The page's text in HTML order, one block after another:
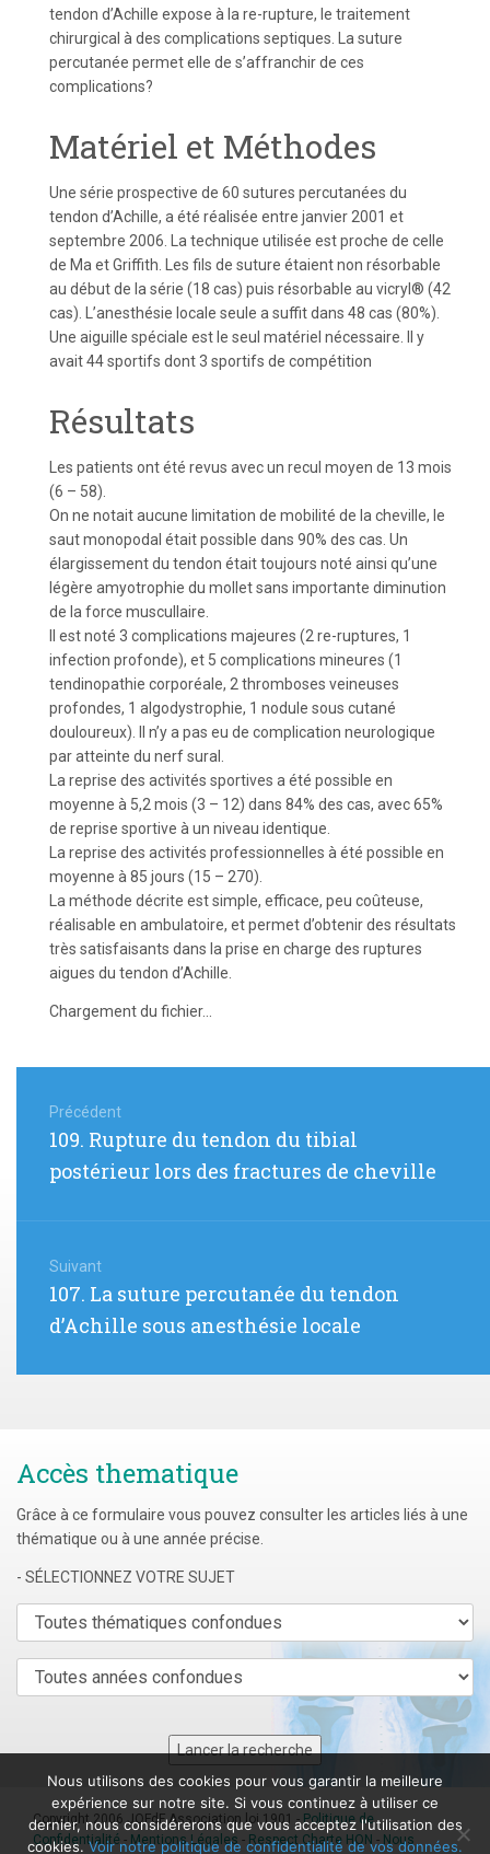
tendon d’Achille expose à la re-rupture, le traitement
chirurgical à des complications septiques. La suture
percutanée permet elle de s’affranchir de ces
complications?
Matériel et Méthodes
Une série prospective de 60 sutures percutanées du
tendon d’Achille, a été réalisée entre janvier 2001 et
septembre 2006. La technique utilisée est proche de celle
de Ma et Griffith. Les fils de suture étaient non résorbable
au début de la série (18 cas) puis résorbable au vicryl® (42
cas). L’anesthésie locale seule a suffit dans 48 cas (80%).
Une aiguille spéciale est le seul matériel nécessaire. Il y
avait 44 sportifs dont 3 sportifs de compétition
Résultats
Les patients ont été revus avec un recul moyen de 13 mois
(6 – 58).
On ne notait aucune limitation de mobilité de la cheville, le
saut monopodal était possible dans 90% des cas. Un
élargissement du tendon était toujours noté ainsi qu’une
légère amyotrophie du mollet sans importante diminution
de la force muscullaire.
Il est noté 3 complications majeures (2 re-ruptures, 1
infection profonde), et 5 complications mineures (1
tendinopathie corporéale, 2 thromboses veineuses
profondes, 1 algodystrophie, 1 nodule sous cutané
douloureux). Il n’y a pas eu de complication neurologique
par atteinte du nerf sural.
La reprise des activités sportives a été possible en
moyenne à 5,2 mois (3 – 12) dans 84% des cas, avec 65%
de reprise sportive à un niveau identique.
La reprise des activités professionnelles à été possible en
moyenne à 85 jours (15 – 270).
La méthode décrite est simple, efficace, peu coûteuse,
réalisable en ambulatoire, et permet d’obtenir des résultats
très satisfaisants dans la prise en charge des ruptures
aigues du tendon d’Achille.
Chargement du fichier...
de
l’article
Précédent
Article
:
109. Rupture du tendon du tibial
postérieur lors des fractures de cheville
Suivant
Article
:
107. La suture percutanée du tendon
d’Achille sous anesthésie locale
Accès thematique
Grâce à ce formulaire vous pouvez consulter les articles liés à une
thématique ou à une année précise.
- SÉLECTIONNEZ VOTRE SUJET
Nous utilisons des cookies pour vous garantir la meilleure
expérience sur notre site. Si vous continuez à utiliser ce
dernier, nous considérerons que vous acceptez l'utilisation des
cookies.Voir notre politique de confidentialité de vos données.
Copyright 2006 JOFdF Association loi 1901 -Politique de
Confidentialité - Mentions Légales - Respect Charte HON - Nous